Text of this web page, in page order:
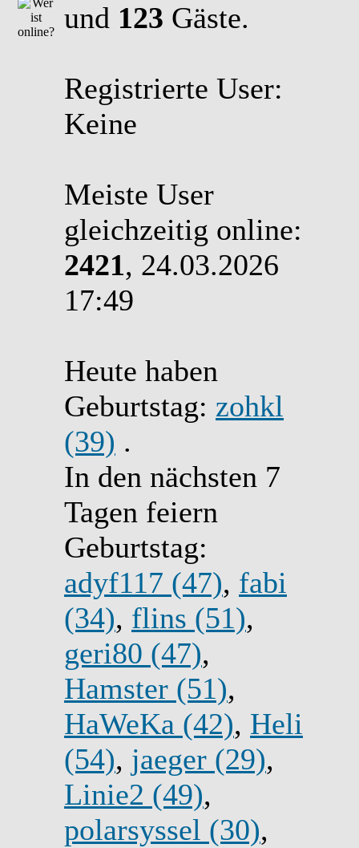
und 123 Gäste.
Registrierte User:
Keine
Meiste User
gleichzeitig online:
2421, 24.03.2026
17:49
Heute haben
Geburtstag: zohkl
(39) .
In den nächsten 7
Tagen feiern
Geburtstag:
adyf117 (47), fabi
(34), flins (51),
geri80 (47),
Hamster (51),
HaWeKa (42), Heli
(54), jaeger (29),
Linie2 (49),
polarsyssel (30),